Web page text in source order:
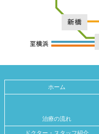
ホーム
治療の流れ